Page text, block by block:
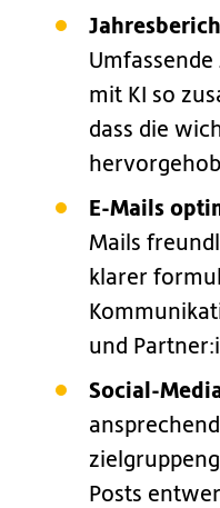
mit KI so
dass die
E-Mails
Mails
klarer
und
Social-
Posts